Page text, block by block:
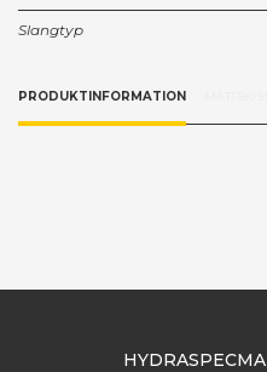
Slangtyp
PRODUKTINFORMATION